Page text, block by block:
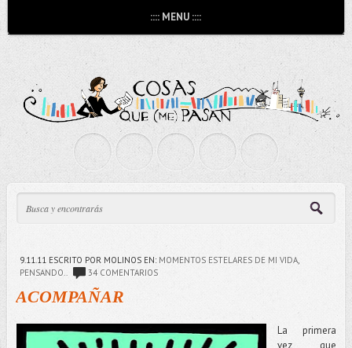
:::: MENU ::::
9.11.11 ESCRITO POR MOLINOS EN: MOMENTOS ESTELARES DE MI VIDA,
PENSANDO..
34 COMENTARIOS
ACOMPAÑAR
La primera